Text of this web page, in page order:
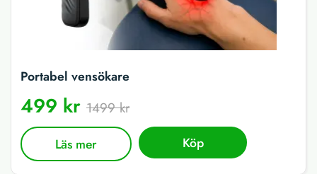
Portabel vensökare
499 kr 1499 kr
Läs mer Köp